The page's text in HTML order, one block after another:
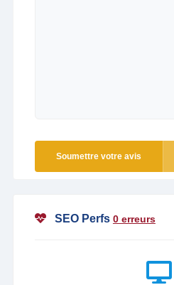
Soumettre votre avis
SEO Perfs 0 erreurs